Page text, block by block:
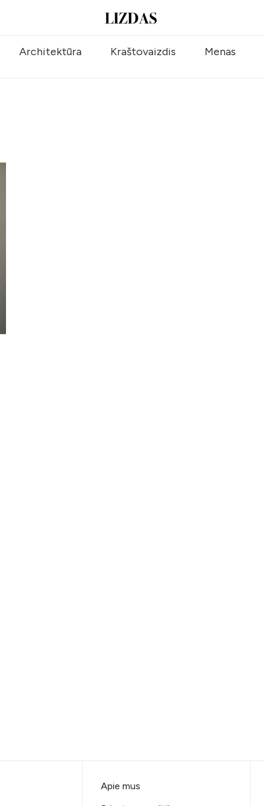
Architektūra Kraštovaizdis Menas
Apie mus